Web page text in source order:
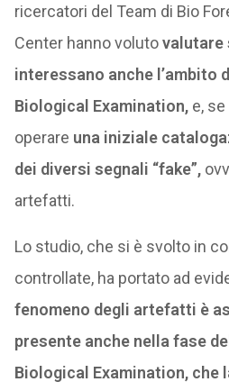
ricercatori del Team di Bio
Center hanno volutovalutare
interessano anche l’ambito
Biological Examination,e, se
operare una iniziale
dei diversi segnali “fake”,
artefatti.
Lo studio, che si è svolto in
controllate, ha portato ad
fenomeno degli artefatti è
presente anche nella fase
Biological Examination, che